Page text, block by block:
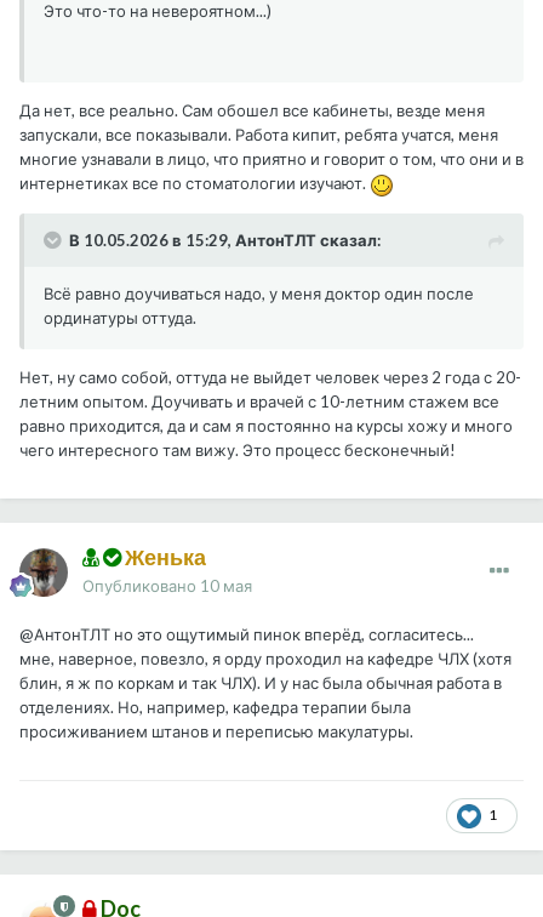
Это что-то на невероятном...)
Да нет, все реально. Сам обошел все кабинеты, везде меня
запускали, все показывали. Работа кипит, ребята учатся, меня
многие узнавали в лицо, что приятно и говорит о том, что они и в
интернетиках все по стоматологии изучают.
В 10.05.2026 в 15:29, АнтонТЛТ сказал:
Всё равно доучиваться надо, у меня доктор один после
ординатуры оттуда.
Нет, ну само собой, оттуда не выйдет человек через 2 года с 20-
летним опытом. Доучивать и врачей с 10-летним стажем все
равно приходится, да и сам я постоянно на курсы хожу и много
чего интересного там вижу. Это процесс бесконечный!
Женька
Опубликовано 10 мая
@АнтонТЛТ но это ощутимый пинок вперёд, согласитесь...
мне, наверное, повезло, я орду проходил на кафедре ЧЛХ (хотя
блин, я ж по коркам и так ЧЛХ). И у нас была обычная работа в
отделениях. Но, например, кафедра терапии была
просиживанием штанов и переписью макулатуры.
1
Doc